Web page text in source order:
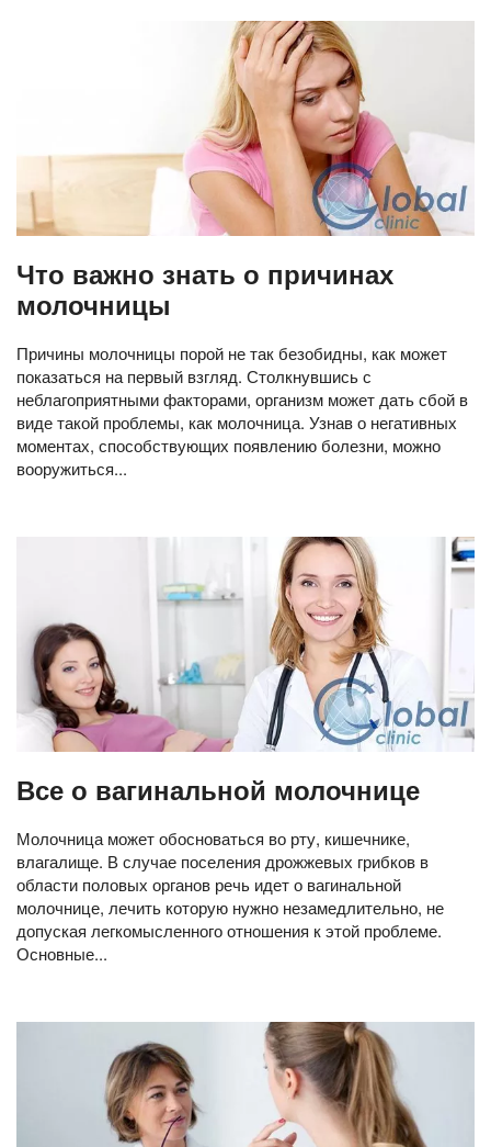
Что важно знать о причинах
молочницы
Причины молочницы порой не так безобидны, как может
показаться на первый взгляд. Столкнувшись с
неблагоприятными факторами, организм может дать сбой в
виде такой проблемы, как молочница. Узнав о негативных
моментах, способствующих появлению болезни, можно
вооружиться...
Все о вагинальной молочнице
Молочница может обосноваться во рту, кишечнике,
влагалище. В случае поселения дрожжевых грибков в
области половых органов речь идет о вагинальной
молочнице, лечить которую нужно незамедлительно, не
допуская легкомысленного отношения к этой проблеме.
Основные...